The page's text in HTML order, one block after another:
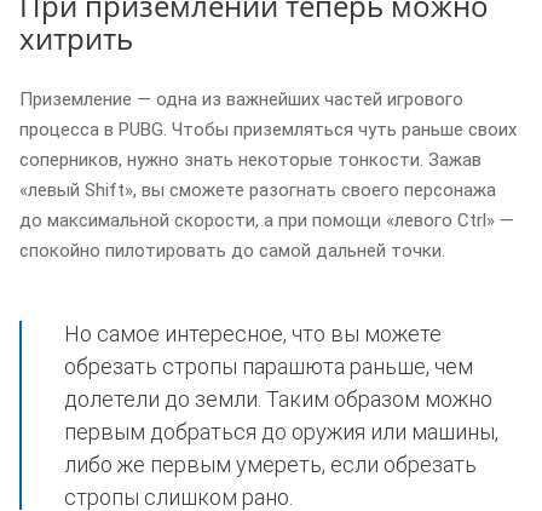
хитрить
Приземление — одна из важнейших частей игрового
процесса в PUBG. Чтобы приземляться чуть раньше своих
соперников, нужно знать некоторые тонкости. Зажав
«левый Shift», вы сможете разогнать своего персонажа
до максимальной скорости, а при помощи «левого Ctrl» —
спокойно пилотировать до самой дальней точки.
Но самое интересное, что вы можете
обрезать стропы парашюта раньше, чем
долетели до земли. Таким образом можно
первым добраться до оружия или машины,
либо же первым умереть, если обрезать
стропы слишком рано.